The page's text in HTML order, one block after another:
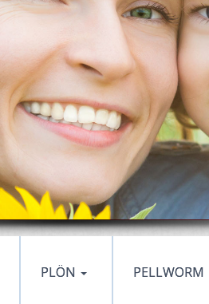
PLÖN PELLWORM